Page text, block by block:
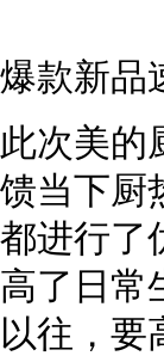
爆款新品
此次美的
馈当下厨
都进行了
高了日常
以往，要